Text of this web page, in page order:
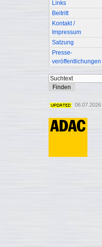
Links
Beitritt
Kontakt /
Impressum
Satzung
Presse-
veröffentlichungen
06.07.2026